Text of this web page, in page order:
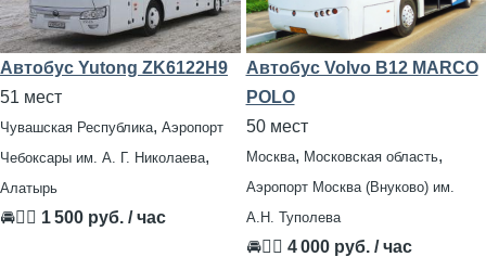
Автобус Yutong ZK6122H9
51 мест
Чувашская Республика, Аэропорт
Чебоксары им. А. Г. Николаева,
Алатырь
🚘👨‍✈ 1 500 руб. / час
Автобус Volvo B12 MARCO
POLO
50 мест
Москва, Московская область,
Аэропорт Москва (Внуково) им.
А.Н. Туполева
🚘👨‍✈ 4 000 руб. / час